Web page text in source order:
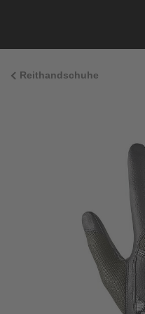
Reithandschuhe
Sie können einfach
die richtige Größe aus
x